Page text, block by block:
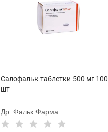
Салофальк таблетки 500 мг 100
шт
Др. Фальк Фарма